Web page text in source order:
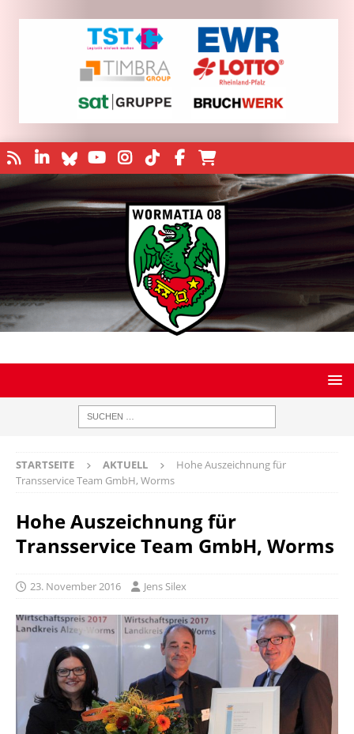
STARTSEITE AKTUELL
Hohe Auszeichnung für
Transservice Team GmbH, Worms
Hohe Auszeichnung für
Transservice Team GmbH, Worms
23. November 2016 Jens Silex